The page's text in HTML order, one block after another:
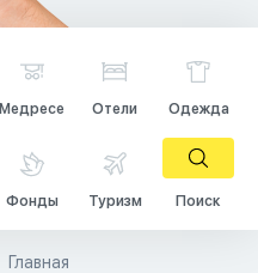
Медресе Отели Одежда
Фонды Туризм Поиск
Главная